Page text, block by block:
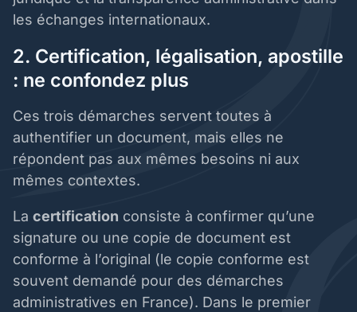
les échanges internationaux.
2. Certification, légalisation, apostille
: ne confondez plus
Ces trois démarches servent toutes à
authentifier un document, mais elles ne
répondent pas aux mêmes besoins ni aux
mêmes contextes.
La certification consiste à confirmer qu’une
signature ou une copie de document est
conforme à l’original (le copie conforme est
souvent demandé pour des démarches
administratives en France). Dans le premier